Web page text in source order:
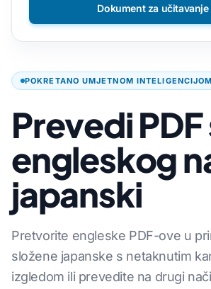
POKRETANO UMJETNOM
Prevedi PDF
engleskog
japanski
Pretvorite engleske PDF-ove u
složene japanske s netaknutim
izgledom ili prevedite na drugi
Dokument za učitavanje